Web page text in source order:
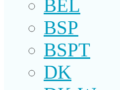
BEL
BSP
BSPT
DK